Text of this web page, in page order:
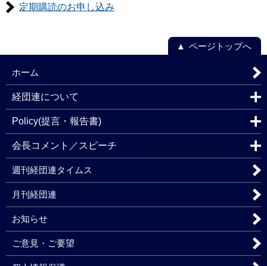
定期購読のお申し込み
ページトップへ
ホーム
経団連について
Policy(提言・報告書)
会長コメント／スピーチ
週刊経団連タイムス
月刊経団連
お知らせ
ご意見・ご要望